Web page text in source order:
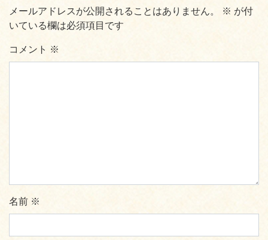
メールアドレスが公開されることはありません。 ※ が付
いている欄は必須項目です
コメント ※
名前 ※